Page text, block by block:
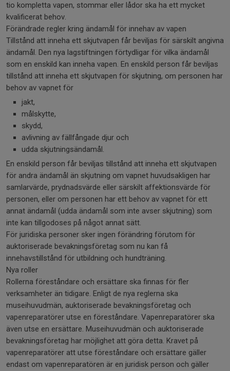
tio kompletta vapen, stommar eller lådor ska ha ett mycket
kvalificerat behov.
Förändrade regler kring ändamål för innehav av vapen
Tillstånd att inneha ett skjutvapen får beviljas för särskilt angivna
ändamål. Den nya lagstiftningen förtydligar för vilka ändamål
som en enskild kan inneha vapen. En enskild person får beviljas
tillstånd att inneha ett skjutvapen för skjutning, om personen har
behov av vapnet för
jakt,
målskytte,
skydd,
avlivning av fällfångade djur och
udda skjutningsändamål.
En enskild person får beviljas tillstånd att inneha ett skjutvapen
för andra ändamål än skjutning om vapnet huvudsakligen har
samlarvärde, prydnadsvärde eller särskilt affektionsvärde för
personen, eller om personen har ett behov av vapnet för ett
annat ändamål (udda ändamål som inte avser skjutning) som
inte kan tillgodoses på något annat sätt.
För juridiska personer sker ingen förändring förutom för
auktoriserade bevakningsföretag som nu kan få
innehavstillstånd för utbildning och hundträning.
Nya roller
Rollerna föreståndare och ersättare ska finnas för fler
verksamheter än tidigare. Enligt de nya reglerna ska
museihuvudmän, auktoriserade bevakningsföretag och
vapenreparatörer utse en föreståndare. Vapenreparatörer ska
även utse en ersättare. Museihuvudmän och auktoriserade
bevakningsföretag har möjlighet att göra detta. Kravet på
vapenreparatörer att utse föreståndare och ersättare gäller
endast om vapenreparatören är en juridisk person och gäller